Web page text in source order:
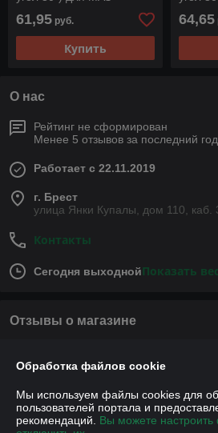
61,95 руб.
Купить
64,65
О нас
Рейтинг не сформирован
Менее 5 отзывов за последний год
Работает с 22.11.2019
г. Брест
улица Янки Купалы, дом 110, каб.
Контакты
Сегодня выходнойПоказать
Отзывы о магазине
О нас
Обработка файлов cookie
Мы используем файлы cookies для
пользователей портала и
рекомендаций. Вы можете